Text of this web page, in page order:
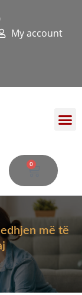
My account
0
më të